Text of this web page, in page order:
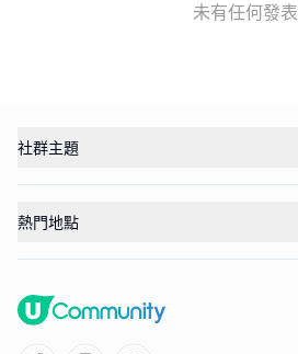
未有任何發表
社群主題
熱門地點